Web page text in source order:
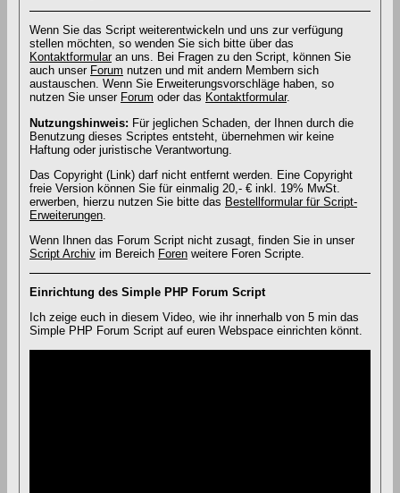
Wenn Sie das Script weiterentwickeln und uns zur verfügung
stellen möchten, so wenden Sie sich bitte über das
Kontaktformularan uns. Bei Fragen zu den Script, können Sie
auch unser Forum nutzen und mit andern Membern sich
austauschen. Wenn Sie Erweiterungsvorschläge haben, so
nutzen Sie unser Forum oder das Kontaktformular.
Nutzungshinweis: Für jeglichen Schaden, der Ihnen durch die
Benutzung dieses Scriptes entsteht, übernehmen wir keine
Haftung oder juristische Verantwortung.
Das Copyright (Link) darf nicht entfernt werden. Eine Copyright
freie Version können Sie für einmalig 20,- € inkl. 19% MwSt.
erwerben, hierzu nutzen Sie bitte das Bestellformular für Script-
Erweiterungen
Wenn Ihnen das Forum Script nicht zusagt, finden Sie in unser
Script Archiv im Bereich Foren weitere Foren Scripte.
Einrichtung des Simple PHP Forum Script
Ich zeige euch in diesem Video, wie ihr innerhalb von 5 min das
Simple PHP Forum Script auf euren Webspace einrichten könnt.